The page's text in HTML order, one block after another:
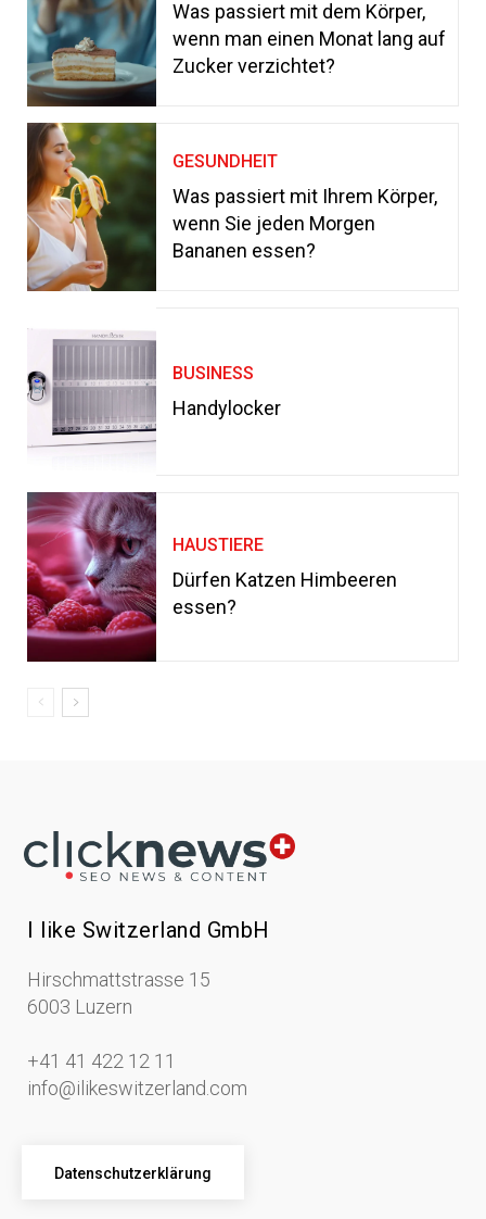
Was passiert mit dem Körper,
wenn man einen Monat lang auf
Zucker verzichtet?
GESUNDHEIT
Was passiert mit Ihrem Körper,
wenn Sie jeden Morgen
Bananen essen?
BUSINESS
Handylocker
HAUSTIERE
Dürfen Katzen Himbeeren
essen?
I like Switzerland GmbH
Hirschmattstrasse 15
6003 Luzern
+41 41 422 12 11
info@ilikeswitzerland.com
Datenschutzerklärung